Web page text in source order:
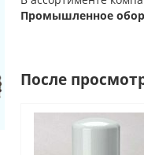
Промышленное
После